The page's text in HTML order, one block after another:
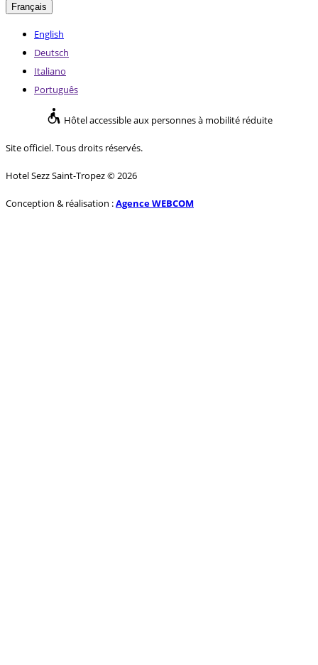
Français
English
Deutsch
Italiano
Português
Hôtel accessible aux personnes à mobilité réduite
Site officiel. Tous droits réservés.
Hotel Sezz Saint-Tropez © 2026
Conception & réalisation :Agence WEBCOM